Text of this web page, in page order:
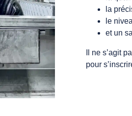
la
le
et un
Il ne s’agit
pour